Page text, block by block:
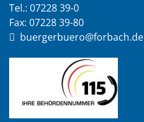
Tel.: 07228 39-0
Fax: 07228 39-80
buergerbuero@forbach.de